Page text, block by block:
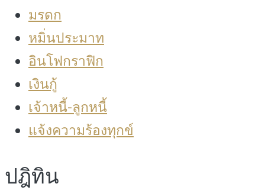
มรดก
หมิ่นประมาท
อินโฟกราฟิก
เงินกู้
เจ้าหนี้-ลูกหนี้
แจ้งความร้องทุกข์
ปฎิทิน